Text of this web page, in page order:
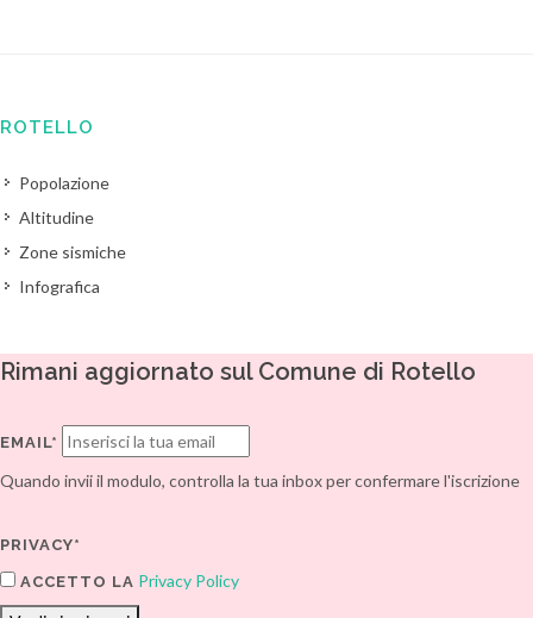
ROTELLO
Popolazione
Altitudine
Zone sismiche
Infografica
Rimani aggiornato sul Comune di Rotello
EMAIL*
Quando invii il modulo, controlla la tua inbox per confermare l'iscrizione
PRIVACY*
ACCETTO LA Privacy Policy